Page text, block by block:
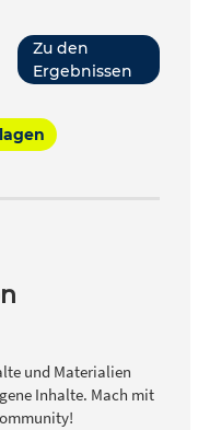
Zu den
Ergebnissen
und Materialien
Inhalte. Mach mit